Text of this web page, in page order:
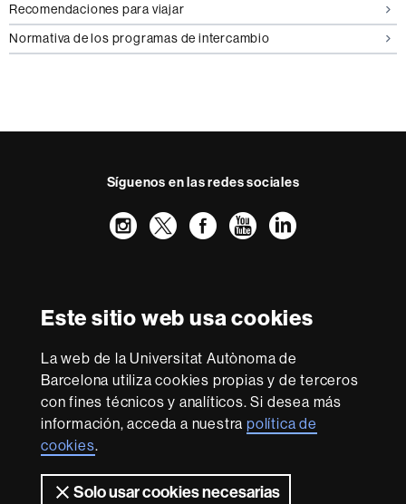
Este sitio web usa cookies
La web de la Universitat Autònoma de
Barcelona utiliza cookies propias y de terceros
con fines técnicos y analíticos. Si desea más
información, acceda a nuestrapolítica de
cookies.
Solo usar cookies necesarias
Recomendaciones para viajar
Normativa de los programas de intercambio
Síguenos en las redes sociales
Instagram
TwitterFacebook
Youtube
LinkedIn
Excellence
Research
-
Euraxess
Con la financiación de
Sobre
esta
Aviso legal Protección de datos